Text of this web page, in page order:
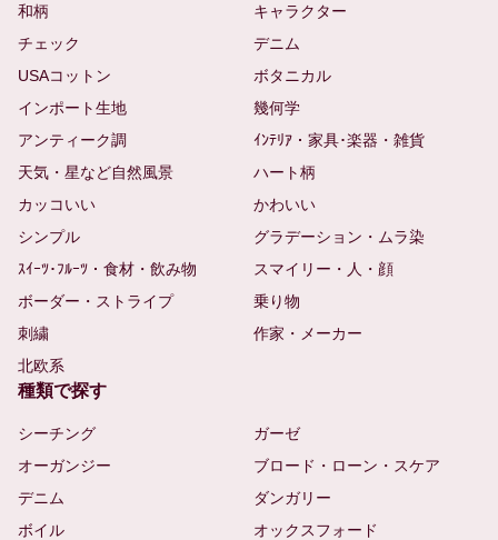
和柄
キャラクター
チェック
デニム
USAコットン
ボタニカル
インポート生地
幾何学
アンティーク調
ｲﾝﾃﾘｱ・家具･楽器・雑貨
天気・星など自然風景
ハート柄
カッコいい
かわいい
シンプル
グラデーション・ムラ染
ｽｲｰﾂ･ﾌﾙｰﾂ・食材・飲み物
スマイリー・人・顔
ボーダー・ストライプ
乗り物
刺繍
作家・メーカー
北欧系
種類で探す
シーチング
ガーゼ
オーガンジー
ブロード・ローン・スケア
デニム
ダンガリー
ボイル
オックスフォード